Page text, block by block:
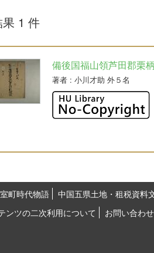
1 件
備後国福山領芦田郡栗
著者 : 小川才助 外５名
町時代物語
中国五県土地・租税資料
ンツの二次利用について
お問い合わせ